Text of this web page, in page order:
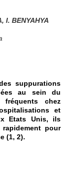
I. BENYAHYA
suppurations
au sein du
fréquents chez
et
Etats Unis, ils
pour
(1, 2).